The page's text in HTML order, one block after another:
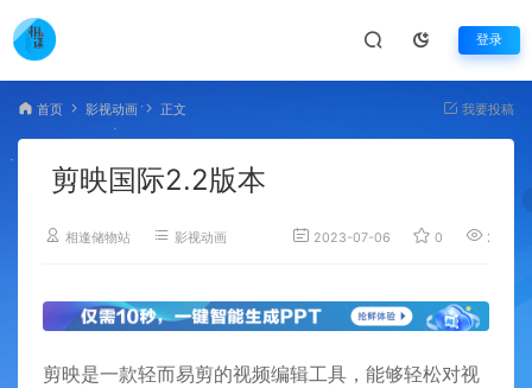
登录
首页 影视动画 正文 我要投稿
剪映国际2.2版本
相逢储物站 影视动画 2023-07-06 0 2,475
剪映是一款轻而易剪的视频编辑工具，能够轻松对视